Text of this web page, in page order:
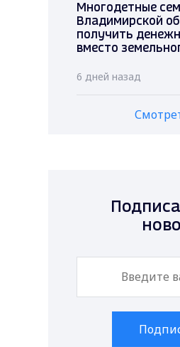
Многодетные
Владимирской
получить
вместо
6 дней назад